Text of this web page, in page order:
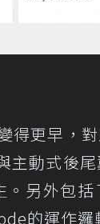
得更早，
動式後
另外包括
的運作邏